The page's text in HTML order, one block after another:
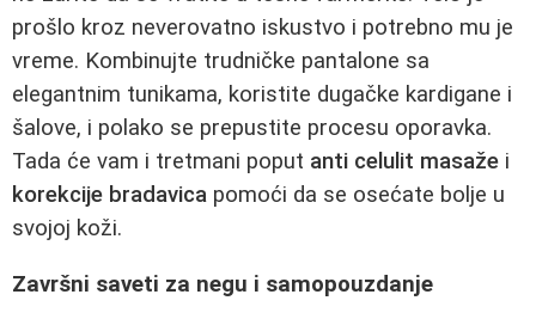
prošlo kroz neverovatno iskustvo i potrebno mu je
vreme. Kombinujte trudničke pantalone sa
elegantnim tunikama, koristite dugačke kardigane i
šalove, i polako se prepustite procesu oporavka.
Tada će vam i tretmani poput anti celulit masaže i
korekcije bradavica pomoći da se osećate bolje u
svojoj koži.
Završni saveti za negu i samopouzdanje